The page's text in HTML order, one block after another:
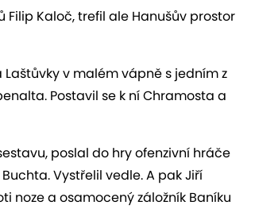
Kaloč, trefil ale Hanušův prostor
v malém vápně s jedním z
Postavil se k ní Chramosta a
poslal do hry ofenzivní hráče
Vystřelil vedle. A pak Jiří
noze a osamocený záložník Baníku